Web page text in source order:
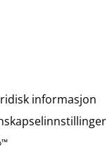
informasjon